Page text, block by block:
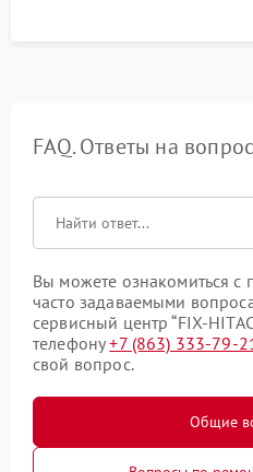
FAQ. Ответы на
Вы можете ознакомиться
часто задаваемыми
сервисный центр “FIX-
телефону+7 (863) 333-79-
свой вопрос.
Общие